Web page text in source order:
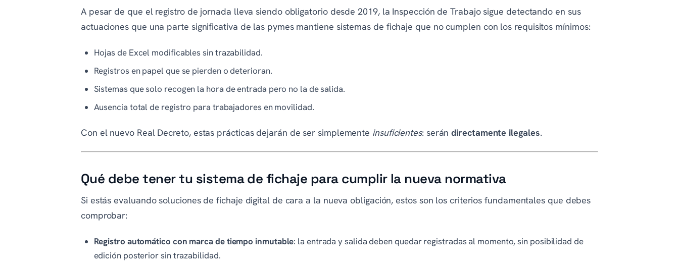
A pesar de que el registro de jornada lleva siendo obligatorio desde 2019, la Inspección de Trabajo sigue detectando en sus
actuaciones que una parte significativa de las pymes mantiene sistemas de fichaje que no cumplen con los requisitos mínimos:
Hojas de Excel modificables sin trazabilidad.
Registros en papel que se pierden o deterioran.
Sistemas que solo recogen la hora de entrada pero no la de salida.
Ausencia total de registro para trabajadores en movilidad.
Con el nuevo Real Decreto, estas prácticas dejarán de ser simplemente insuficientes: serándirectamente ilegales.
Qué debe tener tu sistema de fichaje para cumplir la nueva normativa
Si estás evaluando soluciones de fichaje digital de cara a la nueva obligación, estos son los criterios fundamentales que debes
comprobar:
Registro automático con marca de tiempo inmutable: la entrada y salida deben quedar registradas al momento, sin posibilidad de
edición posterior sin trazabilidad.